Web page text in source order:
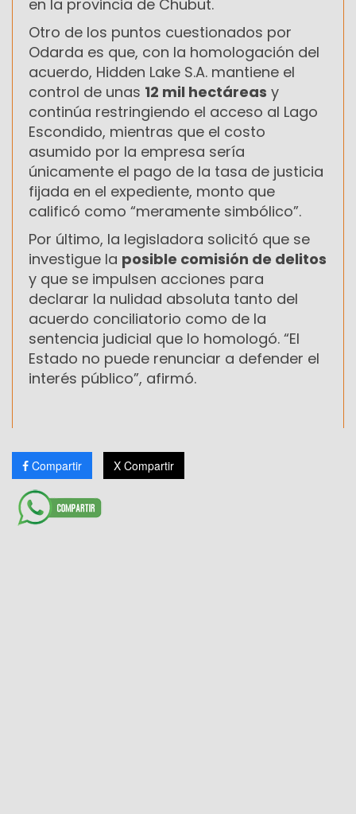
en la provincia de Chubut.
Otro de los puntos cuestionados por
Odarda es que, con la homologación del
acuerdo, Hidden Lake S.A. mantiene el
control de unas 12 mil hectáreas y
continúa restringiendo el acceso al Lago
Escondido, mientras que el costo
asumido por la empresa sería
únicamente el pago de la tasa de justicia
fijada en el expediente, monto que
calificó como “meramente simbólico”.
Por último, la legisladora solicitó que se
investigue la posible comisión de delitos
y que se impulsen acciones para
declarar la nulidad absoluta tanto del
acuerdo conciliatorio como de la
sentencia judicial que lo homologó. “El
Estado no puede renunciar a defender el
interés público”, afirmó.
Compartir X Compartir